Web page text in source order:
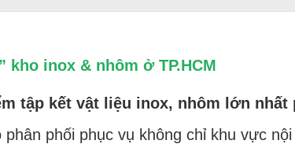
inox & nhôm ở TP.HCM
tập kết vật liệu inox, nhôm lớn nhất
phối phục vụ không chỉ khu vực